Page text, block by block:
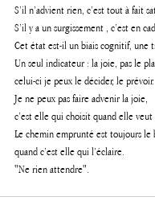
S’il n’advient rien, c’est tout à fait
S’il y a un surgissement , c’est en
Cet état est-il un biais cognitif, une
Un seul indicateur : la joie, pas le
celui-ci je peux le décider, le prévoir.
Je ne peux pas faire advenir la joie,
c’est elle qui choisit quand elle veut
Le chemin emprunté est toujours le
quand c’est elle qui l’éclaire.
"Ne rien attendre".